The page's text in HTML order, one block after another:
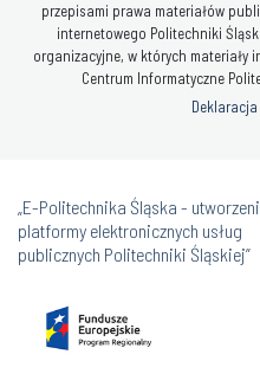
przepisami prawa materiałów
internetowego Politechniki
organizacyjne, w których materiały
Centrum Informatyczne
„E-Politechnika Śląska -
platformy elektronicznych usług
publicznych Politechniki Śląskiej”